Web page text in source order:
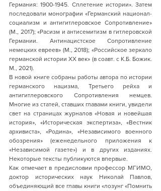
Германия: 1900-1945. Сплетение истории». Затем
последовали монографии «Германский национал-
социализм и антигитлеровское Сопротивление»
(М., 2017); «Расизм и антисемитизм в гитлеровской
Германии. Антинацистское Сопротивление
немецких евреев» (М., 2018); «Российское зеркало
германской истории ХХ век» (в соавт. с К.Б. Божик.
М., 2021).
В новой книге собраны работы автора по истории
германского нацизма, Третьего рейха и
антигитлеровского Сопротивления немцев.
Многие из статей, ставших главами книги, увидели
свет на страницах журналов «Новая и новейшая
история», «Историческая экспертиза», «Вестник
архивиста», «Родина», «Независимого военного
обозрения» (еженедельного приложения к
«Независимой газете») и в других изданиях.
Некоторые тексты публикуются впервые.
Как отмечает в предисловии профессор МГИМО,
доктор исторических наук Николай Павлов,
объединяющий все главы книги «лозунг «Помнить